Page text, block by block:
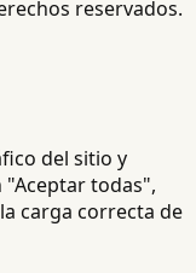
reservados.
del sitio y
"Aceptar todas",
carga correcta de